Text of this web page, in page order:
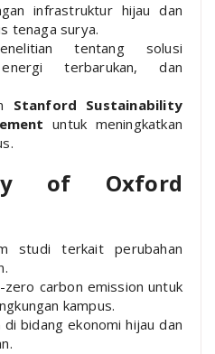
infrastruktur hijau dan
tenaga surya.
tentang solusi
terbarukan, dan
Stanford Sustainability
untuk meningkatkan
of Oxford
studi terkait perubahan
zero carbon emission untuk
kampus.
bidang ekonomi hijau dan